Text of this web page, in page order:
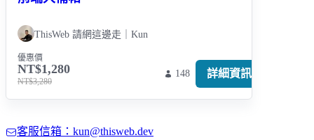
ThisWeb 請網這邊走｜Kun
優惠價
NT$1,280
NT$3,280
148 詳細資訊
客服信箱：kun@thisweb.dev